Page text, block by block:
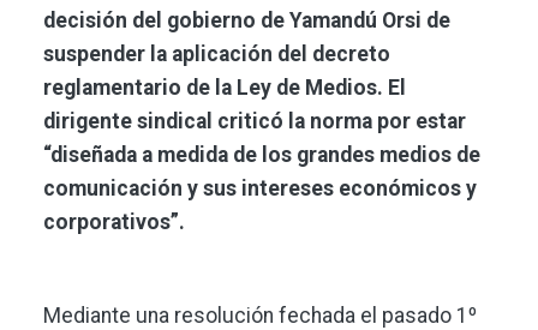
decisión del gobierno de Yamandú Orsi de
suspender la aplicación del decreto
reglamentario de la Ley de Medios. El
dirigente sindical criticó la norma por estar
“diseñada a medida de los grandes medios de
comunicación y sus intereses económicos y
corporativos”.
Mediante una resolución fechada el pasado 1º